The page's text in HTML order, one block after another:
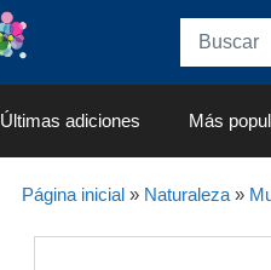
Últimas adiciones Más
Página inicial» Naturaleza»